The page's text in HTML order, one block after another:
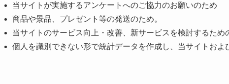
当サイトが実施するアンケートへのご協力のお願いのため
商品や景品、プレゼント等の発送のため。
当サイトのサービス向上・改善、新サービスを検討するため
個人を識別できない形で統計データを作成し、当サイトおよ